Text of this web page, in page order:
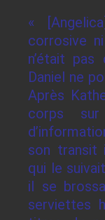
«
corrosive
n’était
Daniel ne
Après
corps
son transit
qui le
il se
serviettes